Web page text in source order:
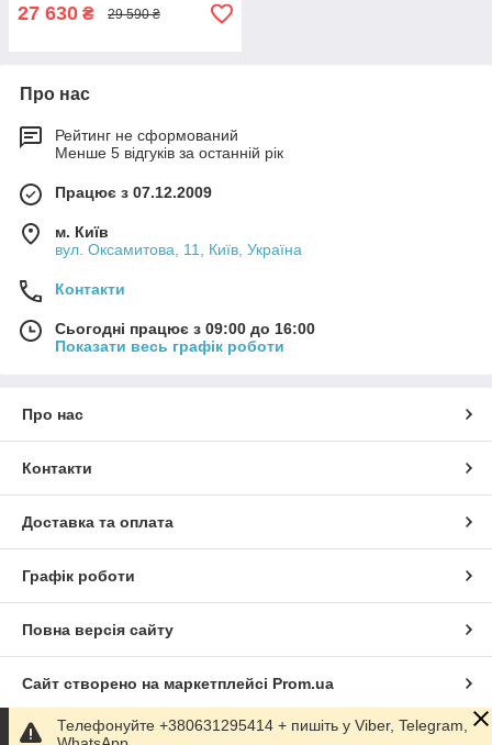
27 630 ₴ 29 590 ₴
Про нас
Рейтинг не сформований
Менше 5 відгуків за останній рік
Працює з 07.12.2009
м. Київ
вул. Оксамитова, 11, Київ, Україна
Контакти
Сьогодні працює з 09:00 до 16:00
Показати весь графік роботи
Про нас
Контакти
Доставка та оплата
Графік роботи
Повна версія сайту
Сайт створено на маркетплейсі Prom.ua
Політика конфіденційності
Телефонуйте +380631295414 + пишіть у Viber, Telegram,